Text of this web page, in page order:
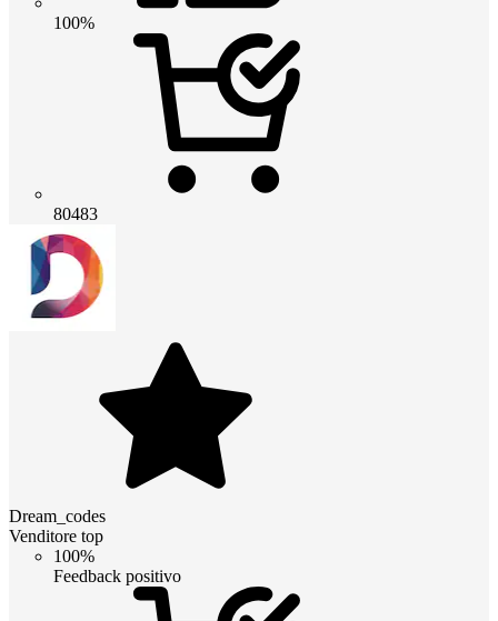
100%
80483
Dream_codes
Venditore top
100%
Feedback positivo